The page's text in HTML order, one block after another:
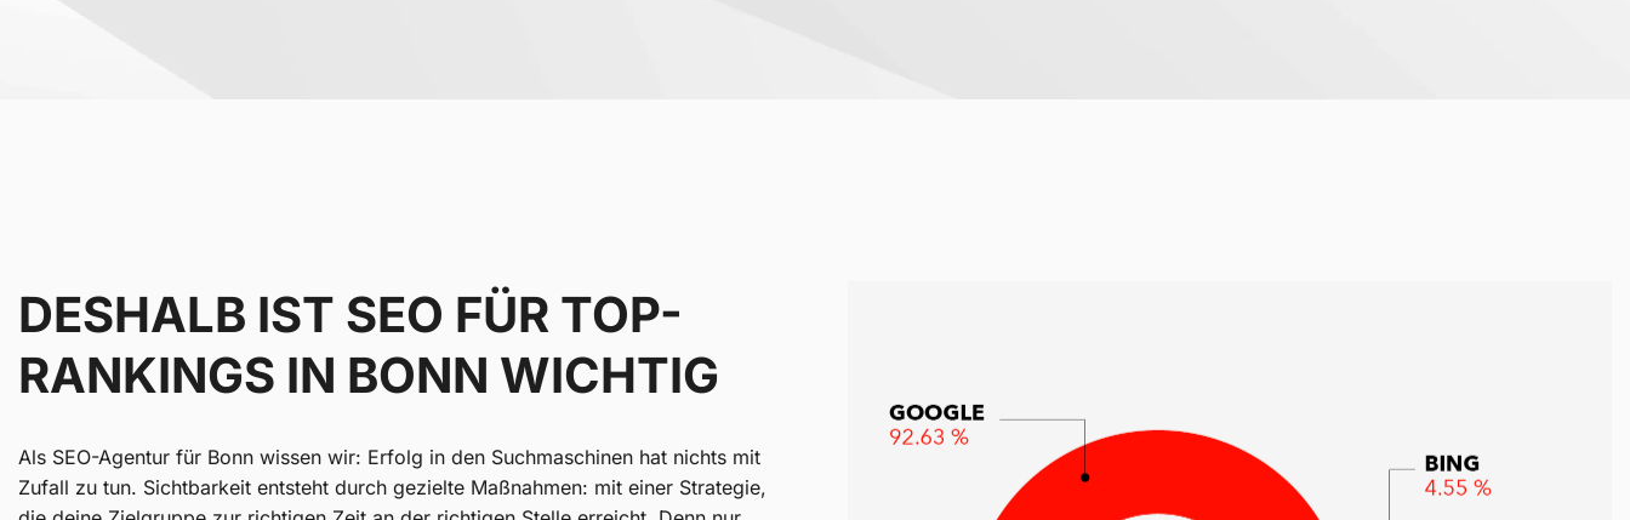
DESHALB IST SEO FÜR TOP-
RANKINGS IN BONN WICHTIG
Als SEO-Agentur für Bonn wissen wir: Erfolg in den Suchmaschinen hat nichts mit
Zufall zu tun. Sichtbarkeit entsteht durch gezielte Maßnahmen: mit einer Strategie,